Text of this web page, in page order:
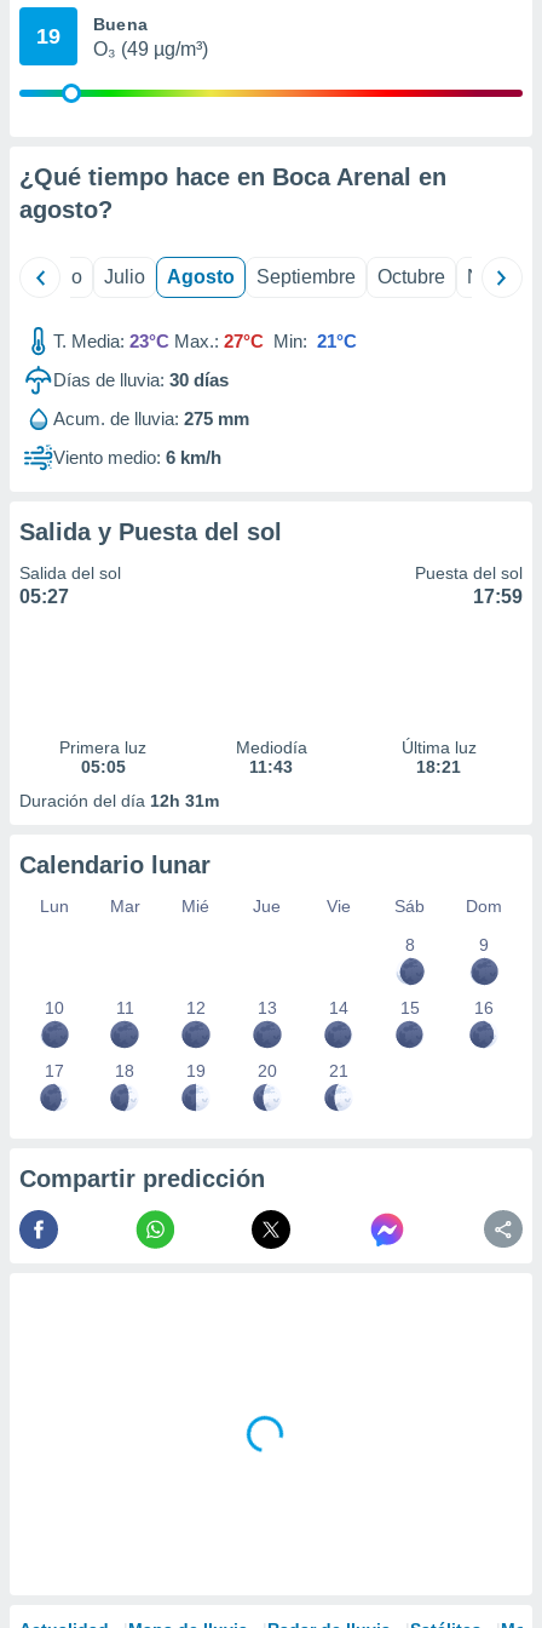
publicidad
1199
19 Buena
O₃ (49 µg/m³)
¿Qué tiempo hace en Boca Arenal en
agosto?
Junio Julio Agosto Septiembre Octubre
T. Media: 23°C Max.: 27°C Min: 21°C
Días de lluvia: 30 días
Acum. de lluvia: 275 mm
Viento medio: 6 km/h
Salida y Puesta del sol
Salida del sol
05:27
Puesta del sol
17:59
Primera luz
05:05
Mediodía
11:43
Última luz
18:21
Duración del día 12h 31m
Calendario lunar
Lun Mar Mié Jue Vie Sáb
Dom
8
9
10 11 12 13 14 15 16
17 18 19 20 21
Compartir predicción